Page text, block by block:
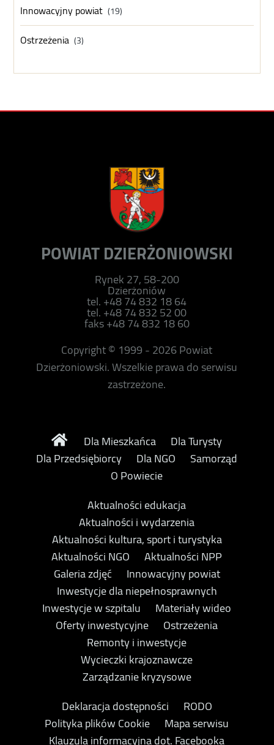
Innowacyjny powiat (19)
Ostrzeżenia (3)
POWIAT DZIERŻONIOWSKI
Rynek 27, 58-200
Dzierżoniów
tel. +48 74 832 18 64
tel. +48 74 832 52 00
faks +48 74 832 18 60
Copyright © 1999 - 2026 Powiat
Dzierżoniowski. Wszelkie prawa do serwisu
zastrzeżone.
Dla Mieszkańca
Dla Turysty
Dla Przedsiębiorcy
Dla NGO
Samorząd
O Powiecie
Aktualności edukacja
Aktualności i wydarzenia
Aktualności kultura, sport i turystyka
Aktualności NGO
Aktualności NPP
Galeria zdjęć
Innowacyjny powiat
Inwestycje dla niepełnosprawnych
Inwestycje w szpitalu
Materiały wideo
Oferty inwestycyjne
Ostrzeżenia
Remonty i inwestycje
Wycieczki krajoznawcze
Zarządzanie kryzysowe
Deklaracja dostępności
RODO
Polityka plików Cookie
Mapa serwisu
Klauzula informacyjna dot. Facebooka